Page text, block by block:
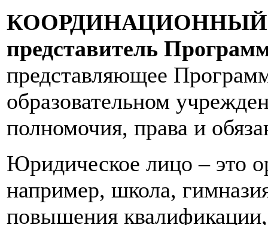
представитель
представляющее
образовательном
полномочия, права и
Юридическое лицо – это
например, школа,
повышения